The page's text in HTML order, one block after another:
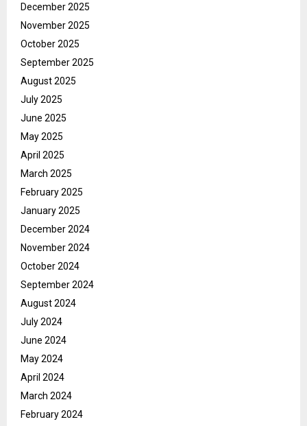
December 2025
November 2025
October 2025
September 2025
August 2025
July 2025
June 2025
May 2025
April 2025
March 2025
February 2025
January 2025
December 2024
November 2024
October 2024
September 2024
August 2024
July 2024
June 2024
May 2024
April 2024
March 2024
February 2024